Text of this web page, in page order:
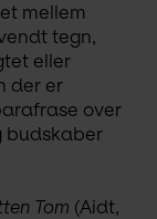
mellem
tegn,
eller
der er
over
budskaber
Tom (Aidt,